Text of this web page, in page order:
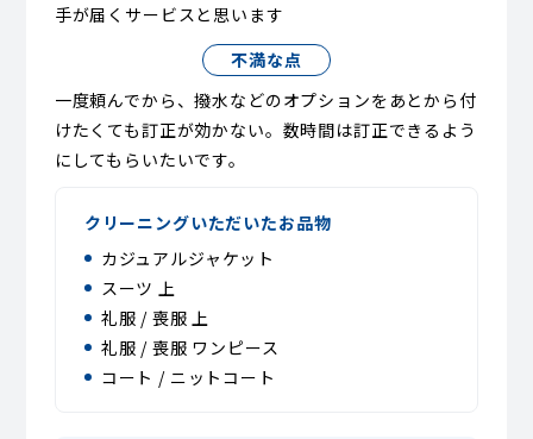
手が届くサービスと思います
不満な点
一度頼んでから、撥水などのオプションをあとから付
けたくても訂正が効かない。数時間は訂正できるよう
にしてもらいたいです。
クリーニングいただいたお品物
カジュアルジャケット
スーツ 上
礼服 / 喪服 上
礼服 / 喪服 ワンピース
コート / ニットコート